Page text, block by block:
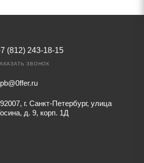
(812) 243-18-15
ЗВОНОК
г. Санкт-Петербург, улица
д. 9, корп. 1Д